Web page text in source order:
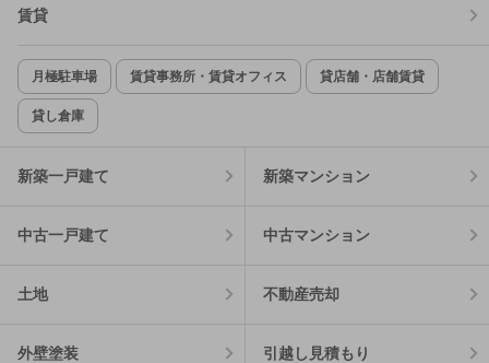
賃貸
月極駐車場 賃貸事務所・賃貸オフィス 貸店舗・店舗賃貸
貸し倉庫
新築一戸建て 新築マンション
中古一戸建て 中古マンション
土地 不動産売却
外壁塗装 引越し見積もり